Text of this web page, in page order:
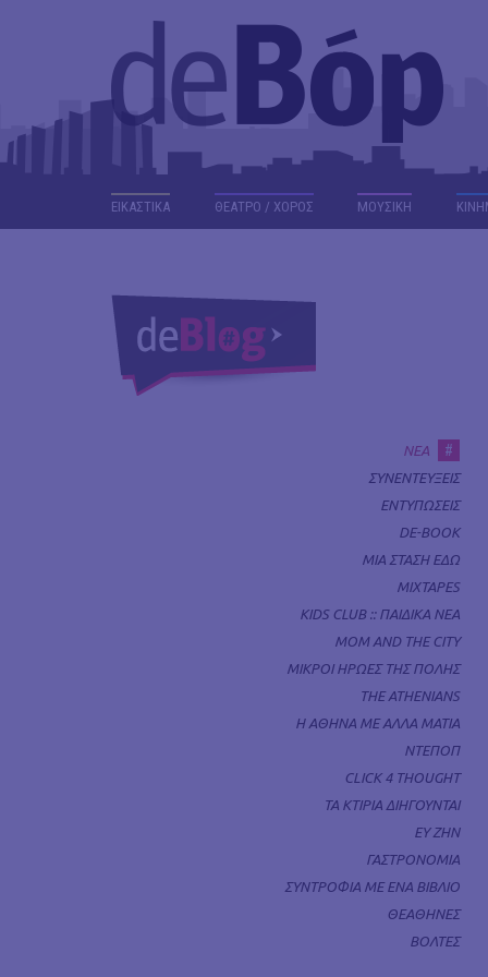
ΕΙΚΑΣΤΙΚΑ ΘΕΑΤΡΟ / ΧΟΡΟΣ ΜΟΥΣΙΚΗ
ΝΕΑ #
ΣΥΝΕΝΤΕΥΞΕΙΣ
ΕΝΤΥΠΩΣΕΙΣ
DE-BOOK
ΜΙΑ ΣΤΑΣΗ ΕΔΩ
MIXTAPES
KIDS CLUB :: ΠΑΙΔΙΚΑ ΝΕΑ
MOM AND THE CITY
ΜΙΚΡΟΙ ΗΡΩΕΣ ΤΗΣ ΠΟΛΗΣ
THE ATHENIANS
Η ΑΘΗΝΑ ΜΕ ΑΛΛΑ ΜΑΤΙΑ
ΝΤΕΠΟΠ
CLICK 4 THOUGHT
ΤΑ ΚΤΙΡΙΑ ΔΙΗΓΟΥΝΤΑΙ
ΕΥ ΖΗΝ
ΓΑΣΤΡΟΝΟΜΙΑ
ΣΥΝΤΡΟΦΙΑ ΜΕ ΕΝΑ ΒΙΒΛΙΟ
ΘΕΑΘΗΝΕΣ
ΒΟΛΤΕΣ